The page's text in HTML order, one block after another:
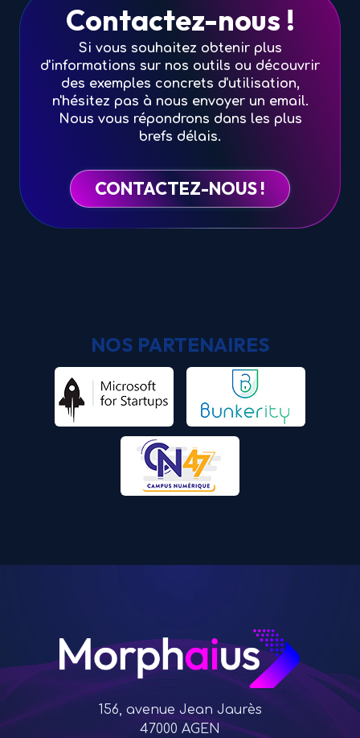
Contactez-nous !
Si vous souhaitez obtenir plus
d'informations sur nos outils ou découvrir
des exemples concrets d'utilisation,
n'hésitez pas à nous envoyer un email.
Nous vous répondrons dans les plus
brefs délais.
CONTACTEZ-NOUS !
NOS PARTENAIRES
156, avenue Jean Jaurès
47000 AGEN